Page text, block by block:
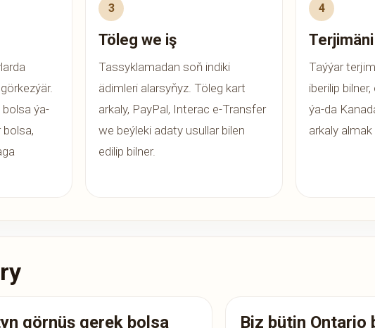
bolsa ýa-
bolsa,
Töleg we iş
Tassyklamadan soň indiki
ädimleri alarsyňyz. Töleg kart
arkaly, PayPal, Interac e-Transfer
we beýleki adaty usullar bilen
edilip bilner.
Taýýar
iberilip
ýa-da
arkaly almak
görnüş gerek bolsa
Biz bütin Ontario